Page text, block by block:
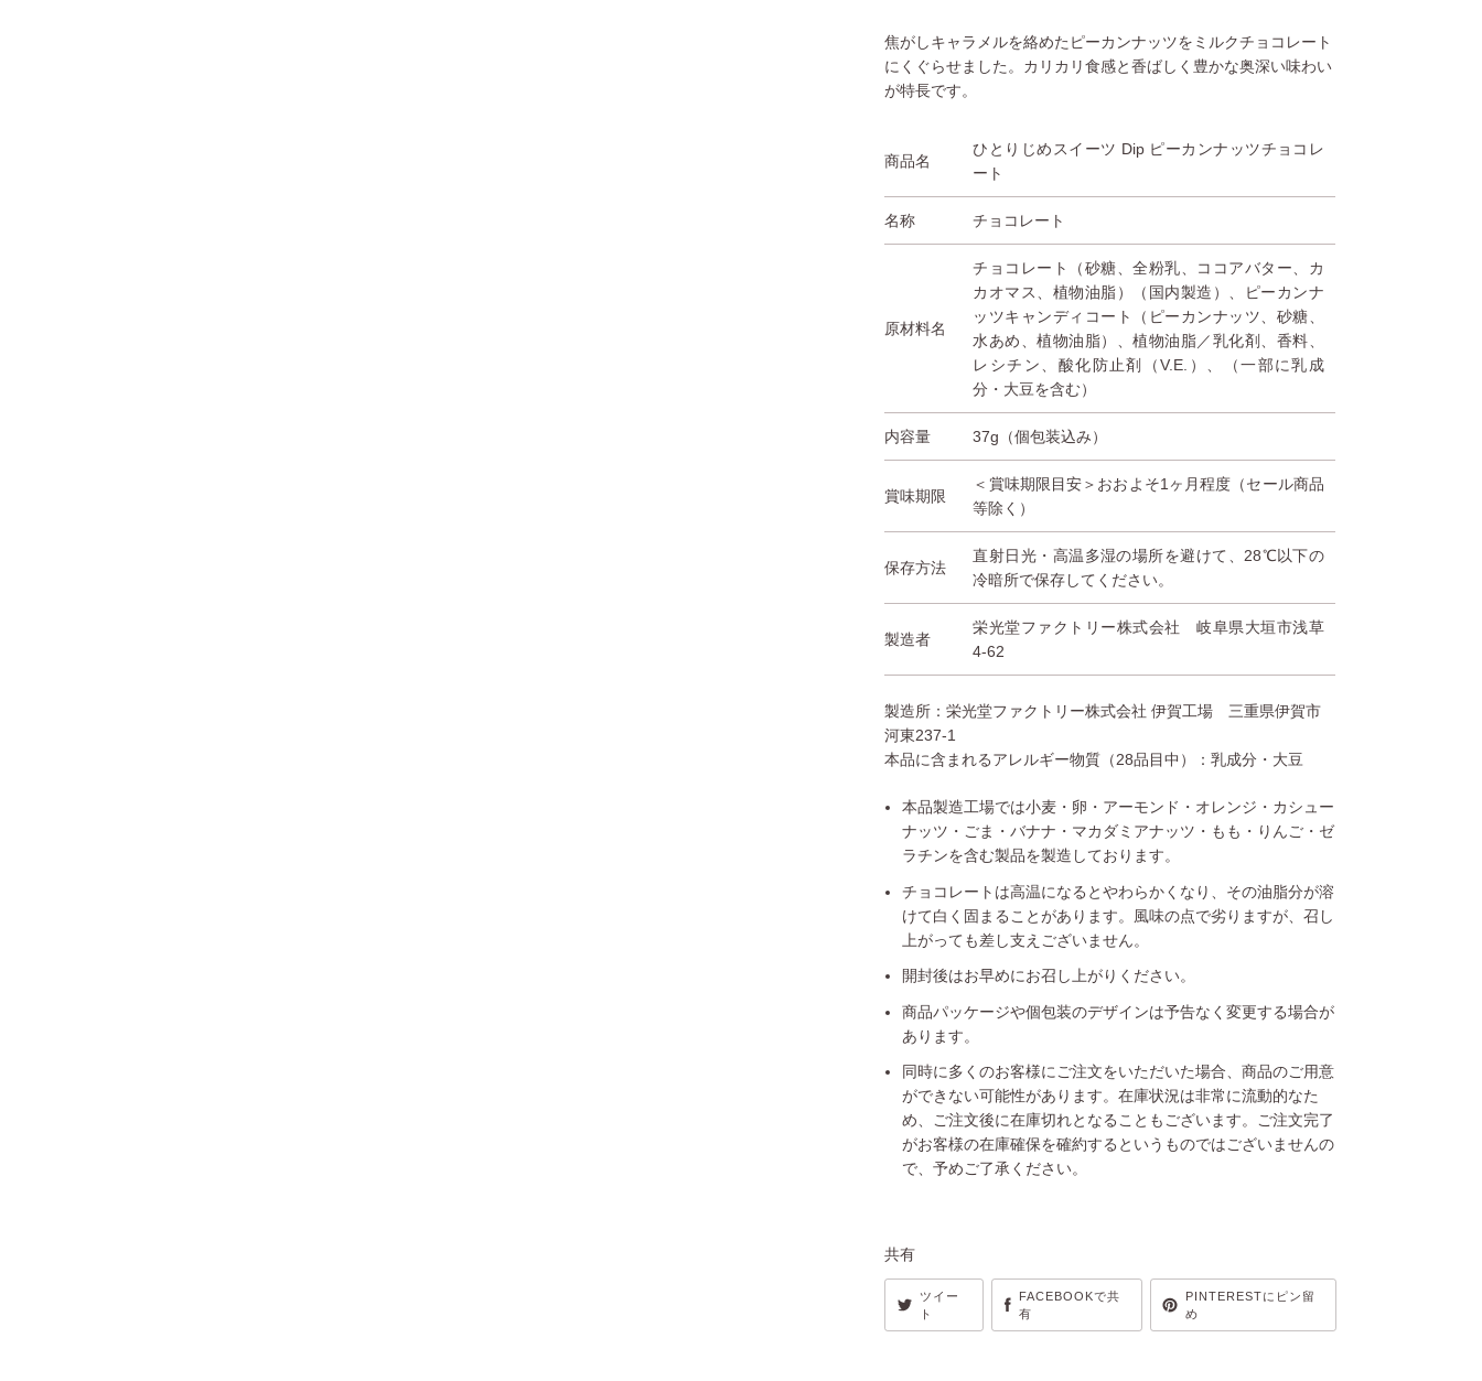
焦がしキャラメルを絡めたピーカンナッツをミルクチョコレート
にくぐらせました。カリカリ食感と香ばしく豊かな奥深い味わい
が特長です。
商品名
ひとりじめスイーツ Dip ピーカンナッツチョコレ
ート
名称 チョコレート
原材料名
チョコレート（砂糖、全粉乳、ココアバター、カ
カオマス、植物油脂）（国内製造）、ピーカンナ
ッツキャンディコート（ピーカンナッツ、砂糖、
水あめ、植物油脂）、植物油脂／乳化剤、香料、
レシチン、酸化防止剤（V.E.）、（一部に乳成
分・大豆を含む）
内容量 37g（個包装込み）
賞味期限
＜賞味期限目安＞おおよそ1ヶ月程度（セール商品
等除く）
保存方法
直射日光・高温多湿の場所を避けて、28℃以下の
冷暗所で保存してください。
製造者
栄光堂ファクトリー株式会社 岐阜県大垣市浅草
4-62
製造所：栄光堂ファクトリー株式会社 伊賀工場 三重県伊賀市
河東237-1
本品に含まれるアレルギー物質（28品目中）：乳成分・大豆
本品製造工場では小麦・卵・アーモンド・オレンジ・カシュー
ナッツ・ごま・バナナ・マカダミアナッツ・もも・りんご・ゼ
ラチンを含む製品を製造しております。
チョコレートは高温になるとやわらかくなり、その油脂分が溶
けて白く固まることがあります。風味の点で劣りますが、召し
上がっても差し支えございません。
開封後はお早めにお召し上がりください。
商品パッケージや個包装のデザインは予告なく変更する場合が
あります。
同時に多くのお客様にご注文をいただいた場合、商品のご用意
ができない可能性があります。在庫状況は非常に流動的なた
め、ご注文後に在庫切れとなることもございます。ご注文完了
がお客様の在庫確保を確約するというものではございませんの
で、予めご了承ください。
共有
ツイー
ト
FACEBOOKで共
有
PINTERESTにピン留
め